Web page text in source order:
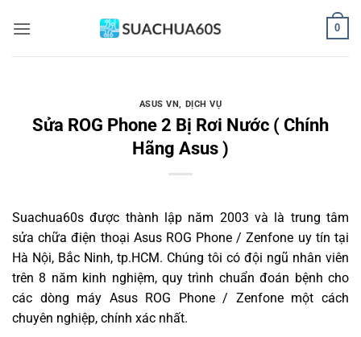
qua
0
ASUS VN, DỊCH VỤ
Sửa ROG Phone 2 Bị Rơi Nước ( Chính
Hãng Asus )
Suachua60s được thành lập năm 2003 và là trung tâm
sửa chữa điện thoại Asus ROG Phone / Zenfone uy tín tại
Hà Nội, Bắc Ninh, tp.HCM. Chúng tôi có đội ngũ nhân viên
trên 8 năm kinh nghiệm, quy trình chuẩn đoán bệnh cho
các dòng máy Asus ROG Phone / Zenfone một cách
chuyên nghiệp, chính xác nhất.